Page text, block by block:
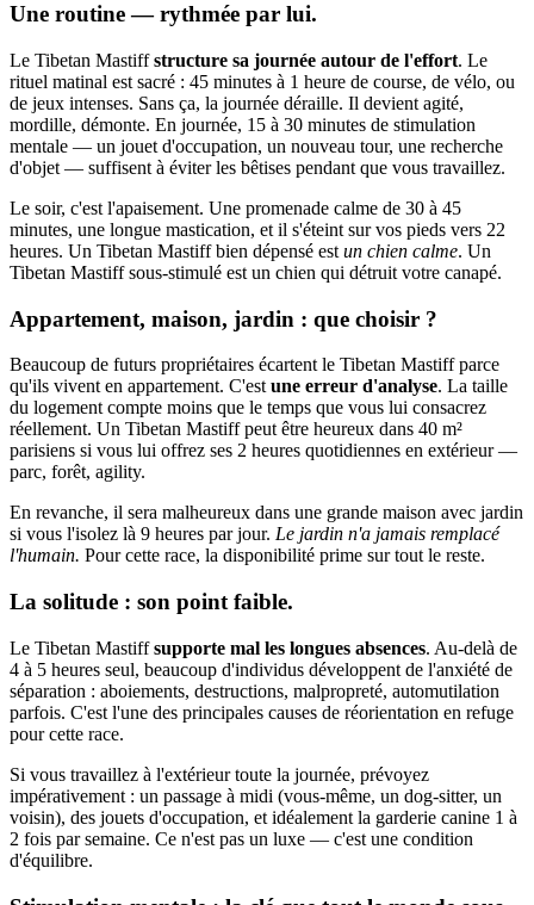
Une routine — rythmée par lui.
Le Tibetan Mastiffstructure sa journée autour de l'effort. Le
rituel matinal est sacré : 45 minutes à 1 heure de course, de vélo, ou
de jeux intenses. Sans ça, la journée déraille. Il devient agité,
mordille, démonte. En journée, 15 à 30 minutes de stimulation
mentale — un jouet d'occupation, un nouveau tour, une recherche
d'objet — suffisent à éviter les bêtises pendant que vous travaillez.
Le soir, c'est l'apaisement. Une promenade calme de 30 à 45
minutes, une longue mastication, et il s'éteint sur vos pieds vers 22
heures. Un Tibetan Mastiff bien dépensé est un chien calme. Un
Tibetan Mastiff sous-stimulé est un chien qui détruit votre canapé.
Appartement, maison, jardin : que choisir ?
Beaucoup de futurs propriétaires écartent le Tibetan Mastiff parce
qu'ils vivent en appartement. C'estune erreur d'analyse. La taille
du logement compte moins que le temps que vous lui consacrez
réellement. Un Tibetan Mastiff peut être heureux dans 40 m²
parisiens si vous lui offrez ses 2 heures quotidiennes en extérieur —
parc, forêt, agility.
En revanche, il sera malheureux dans une grande maison avec jardin
si vous l'isolez là 9 heures par jour. Le jardin n'a jamais remplacé
l'humain. Pour cette race, la disponibilité prime sur tout le reste.
La solitude : son point faible.
Le Tibetan Mastiffsupporte mal les longues absences. Au-delà de
4 à 5 heures seul, beaucoup d'individus développent de l'anxiété de
séparation : aboiements, destructions, malpropreté, automutilation
parfois. C'est l'une des principales causes de réorientation en refuge
pour cette race.
Si vous travaillez à l'extérieur toute la journée, prévoyez
impérativement : un passage à midi (vous-même, un dog-sitter, un
voisin), des jouets d'occupation, et idéalement la garderie canine 1 à
2 fois par semaine. Ce n'est pas un luxe — c'est une condition
d'équilibre.